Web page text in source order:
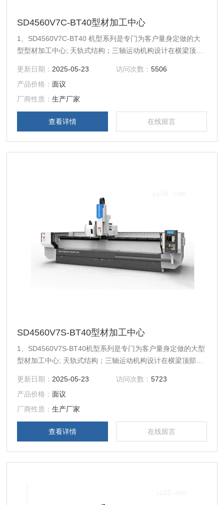
SD4560V7C-BT40型材加工中心
1、SD4560V7C-BT40 机型系列是专门为客户量身定做的大
型型材加工中心; 天轨式结构；三轴运动机构设计在横梁顶部
动，Z轴主轴上下移动。 2、可另加第四旋转轴、侧铣头、探
头功能。 3、特别适用于各类钢、铜、铝、压克力、塑料等零
件的精密雕铣、扩孔、钻孔、攻牙等加工。
更新日期： 2025-05-23 访问次数： 5506
产品价格：面议
厂商性质：生产厂家
查看详情 在线留言
SD4560V7S-BT40型材加工中心
1、SD4560V7S-BT40机型系列是专门为客户量身定做的大型
型材加工中心; 天轨式结构；三轴运动机构设计在横梁顶部轻
轴主轴上下移动。 2、可另加第四旋转轴、侧铣头、探头功
能。 3、特别适用于各类钢、铜、铝、压克力、塑料等零件的
精密雕铣、扩孔、钻孔、攻牙等加工。
更新日期： 2025-05-23 访问次数： 5723
产品价格：面议
厂商性质：生产厂家
查看详情 在线留言